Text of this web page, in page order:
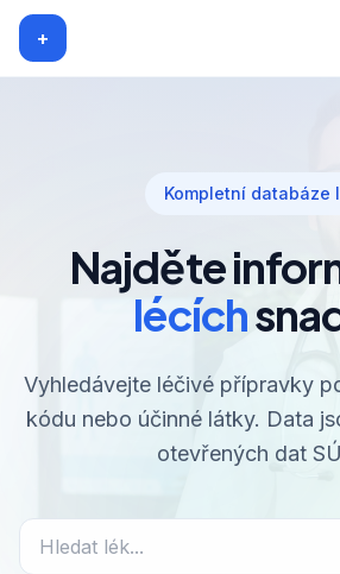
+
Kompletní databáze
Najděte
lécích
Vyhledávejte léčivé přípravky
kódu nebo účinné látky. Data
otevřených dat